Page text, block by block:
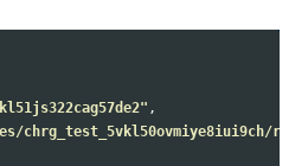
,
chrg_test_5vkl50ovmiye8iui9ch/